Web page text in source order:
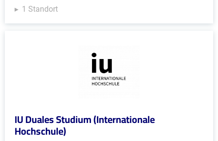
1 Standort
IU Duales Studium (Internationale
Hochschule)